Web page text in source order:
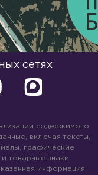
сетях
содержимого
включая тексты,
графические
товарные знаки
информация